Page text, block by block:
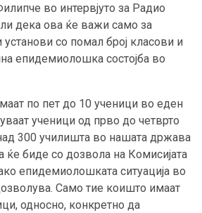
во интервјуто за Радио
дека ова ќе важи само за
со помал број класови и
епидемиолошка состојба во
по пет до 10 ученици во еден
ученици од прво до четврто
300 училишта во нашата држава
ќе биде со дозвола на Комисијата
епидемиолошката ситуација во
Само тие коишто имаат
односно, конкретно да